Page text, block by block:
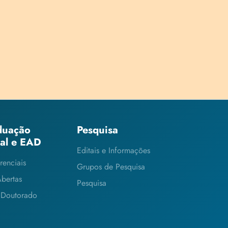
e EAD
Pesquisa
Editais e Informações
Grupos de Pesquisa
Pesquisa